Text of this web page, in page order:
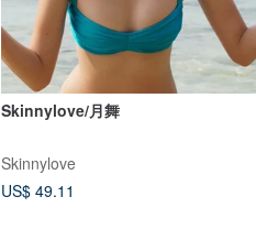
Skinnylove/月舞
Skinnylove
US$ 49.11